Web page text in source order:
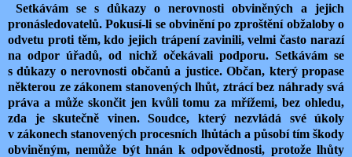
Setkávám se s důkazy o nerovnosti obviněných a jejich
pronásledovatelů. Pokusí-li se obvinění po zproštění obžaloby o
odvetu proti těm, kdo jejich trápení zavinili, velmi často narazí
na odpor úřadů, od nichž očekávali podporu. Setkávám se
s důkazy o nerovnosti občanů a justice. Občan, který propase
některou ze zákonem stanovených lhůt, ztrácí bez náhrady svá
práva a může skončit jen kvůli tomu za mřížemi, bez ohledu,
zda je skutečně vinen. Soudce, který nezvládá své úkoly
v zákonech stanovených procesních lhůtách a působí tím škody
obviněným, nemůže být hnán k odpovědnosti, protože lhůty